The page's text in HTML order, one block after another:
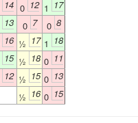
14 0 12 1 17
13 0 7 0 8
16 ½ 17 1 18
15 ½ 18 0 11
12 ½ 15 0 13
½ 16 0 15